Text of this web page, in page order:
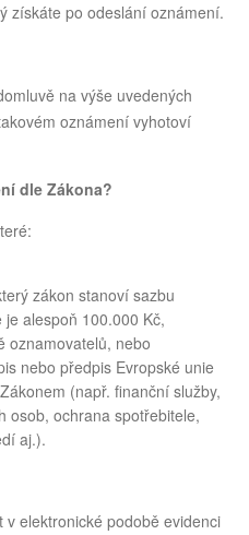
získáte po odeslání oznámení.
na výše uvedených
oznámení vyhotoví
dle Zákona?
zákon stanoví sazbu
alespoň 100.000 Kč,
oznamovatelů, nebo
nebo předpis Evropské unie
(např. finanční služby,
osob, ochrana spotřebitele,
aj.).
elektronické podobě evidenci